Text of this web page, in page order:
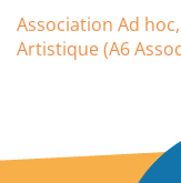
Association Ad
Artistique (A6